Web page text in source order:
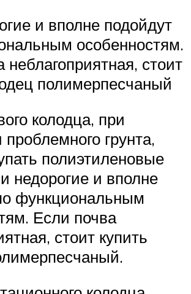
и вполне подойдут
особенностям.
неблагоприятная, стоит
полимерпесчаный
колодца, при
проблемного грунта,
полиэтиленовые
недорогие и вполне
функциональным
Если почва
стоит купить